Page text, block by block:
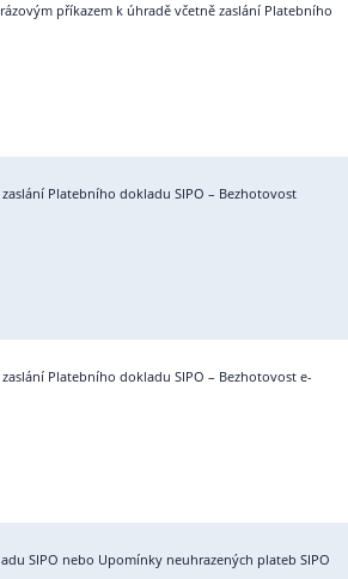
příkazem k úhradě včetně zaslání Platebního
Platebního dokladu SIPO – Bezhotovost
Platebního dokladu SIPO – Bezhotovost e-
SIPO nebo Upomínky neuhrazených plateb SIPO